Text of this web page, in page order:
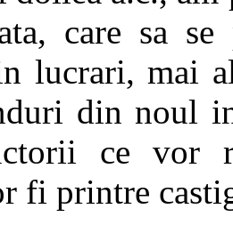
care sa
lucrari, mai
din noul
ce vor
fi printre